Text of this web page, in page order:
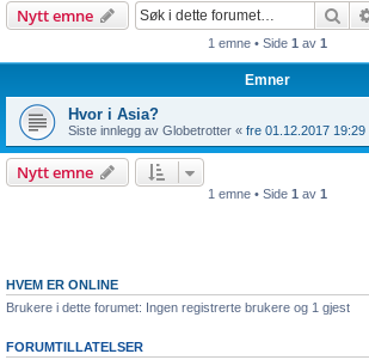
Nytt emne Søk
1 emne • Side 1 av 1
Emner
Hvor i Asia?
Siste innlegg av Globetrotter « fre 01.12.2017 19:29
Nytt emne
1 emne • Side 1 av 1
HVEM ER ONLINE
Brukere i dette forumet: Ingen registrerte brukere og 1 gjest
FORUMTILLATELSER